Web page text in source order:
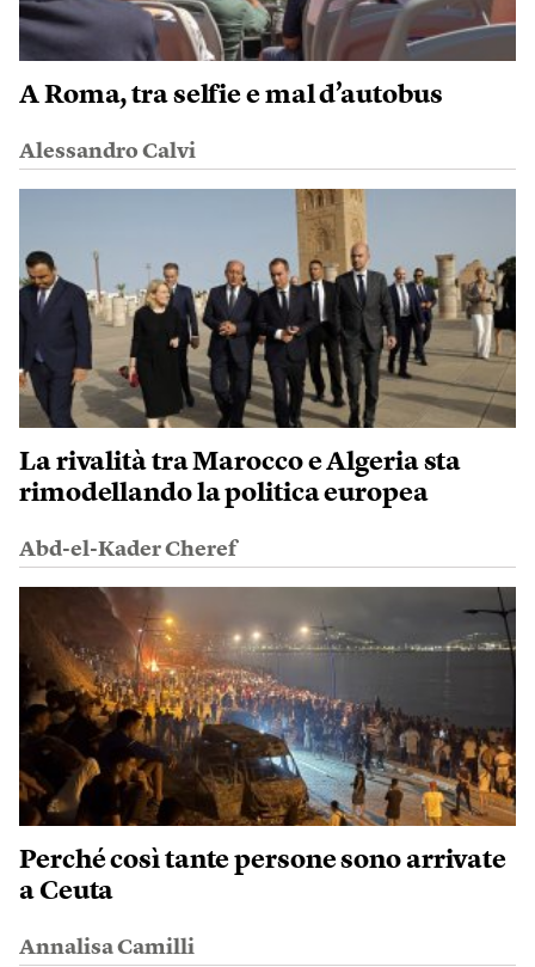
A Roma, tra selfie e mal d’autobus
Alessandro Calvi
La rivalità tra Marocco e Algeria sta
rimodellando la politica europea
Abd-el-Kader Cheref
Perché così tante persone sono arrivate
a Ceuta
Annalisa Camilli